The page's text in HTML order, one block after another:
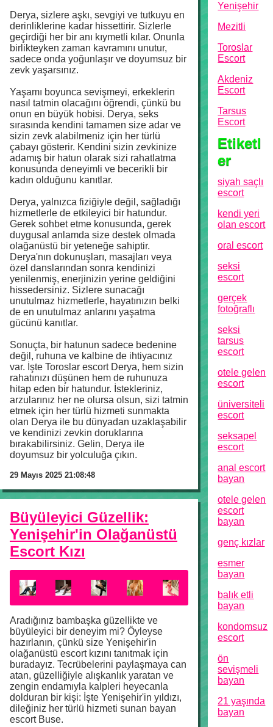
Derya, sizlere aşkı, sevgiyi ve tutkuyu en
derinliklerine kadar hissettirir. Sizlerle
geçirdiği her bir anı kıymetli kılar. Onunla
birlikteyken zaman kavramını unutur,
sadece onda yoğunlaşır ve doyumsuz bir
zevk yaşarsınız.
Yaşamı boyunca sevişmeyi, erkeklerin
nasıl tatmin olacağını öğrendi, çünkü bu
onun en büyük hobisi. Derya, seks
sırasında kendini tamamen size adar ve
sizin zevk alabilmeniz için her türlü
çabayı gösterir. Kendini sizin zevkinize
adamış bir hatun olarak sizi rahatlatma
konusunda deneyimli ve becerikli bir
kadın olduğunu kanıtlar.
Derya, yalnızca fiziğiyle değil, sağladığı
hizmetlerle de etkileyici bir hatundur.
Gerek sohbet etme konusunda, gerek
duygusal anlamda size destek olmada
olağanüstü bir yeteneğe sahiptir.
Derya'nın dokunuşları, masajları veya
özel danslarından sonra kendinizi
yenilenmiş, enerjinizin yerine geldiğini
hissedersiniz. Sizlere sunacağı
unutulmaz hizmetlerle, hayatınızın belki
de en unutulmaz anlarını yaşatma
gücünü kanıtlar.
Sonuçta, bir hatunun sadece bedenine
değil, ruhuna ve kalbine de ihtiyacınız
var. İşte Toroslar escort Derya, hem sizin
rahatınızı düşünen hem de ruhunuza
hitap eden bir hatundur. İstekleriniz,
arzularınız her ne olursa olsun, sizi tatmin
etmek için her türlü hizmeti sunmakta
olan Derya ile bu dünyadan uzaklaşabilir
ve kendinizi zevkin doruklarına
bırakabilirsiniz. Gelin, Derya ile
doyumsuz bir yolculuğa çıkın.
29 Mayıs 2025 21:08:48
Büyüleyici Güzellik:
Yenişehir'in Olağanüstü
Escort Kızı
Aradığınız bambaşka güzellikte ve
büyüleyici bir deneyim mi? Öyleyse
hazırlanın, çünkü size Yenişehir'in
olağanüstü escort kızını tanıtmak için
buradayız. Tecrübelerini paylaşmaya can
atan, güzelliğiyle alışkanlık yaratan ve
zengin endamıyla kalpleri heyecanla
dolduran bir kişi: İşte Yenişehir'in yıldızı,
dileğiniz her türlü hizmeti sunan bayan
escort Buse.
Yenişehir
Mezitli
Toroslar
Escort
Akdeniz
Escort
Tarsus
Escort
Etiketl
er
siyah saçlı
escort
kendi yeri
olan escort
oral escort
seksi
escort
gerçek
fotoğraflı
seksi
tarsus
escort
otele gelen
escort
üniversiteli
escort
seksapel
escort
anal escort
bayan
otele gelen
escort
bayan
genç kızlar
esmer
bayan
balık etli
bayan
kondomsuz
escort
ön
sevişmeli
bayan
21 yaşında
bayan